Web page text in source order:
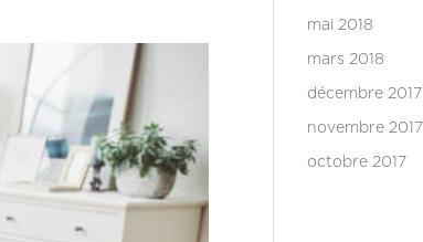
mai 2018
mars 2018
décembre 2017
novembre 2017
octobre 2017